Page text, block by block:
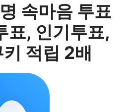
속마음 투표
표, 인기투표,
적립 2배